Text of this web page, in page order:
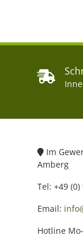
Im
Amberg
Tel: +49
Email:
Hotline